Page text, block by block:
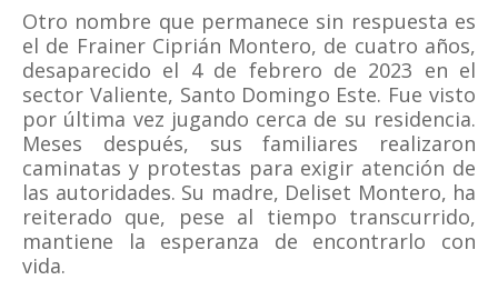
Otro nombre que permanece sin respuesta es
el de Frainer Ciprián Montero, de cuatro años,
desaparecido el 4 de febrero de 2023 en el
sector Valiente, Santo Domingo Este. Fue visto
por última vez jugando cerca de su residencia.
Meses después, sus familiares realizaron
caminatas y protestas para exigir atención de
las autoridades. Su madre, Deliset Montero, ha
reiterado que, pese al tiempo transcurrido,
mantiene la esperanza de encontrarlo con
vida.